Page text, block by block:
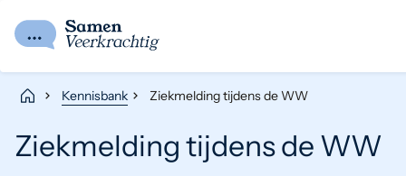
Kennisbank Ziekmelding tijdens de WW
Ziekmelding tijdens de WW